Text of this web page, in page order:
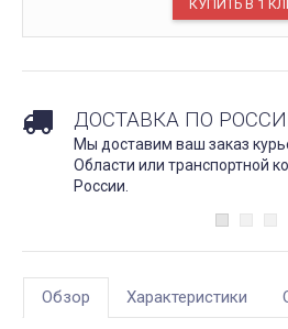
ДОСТАВКА ПО
Мы доставим ваш заказ
Области или транспортной
России.
Обзор Характеристики